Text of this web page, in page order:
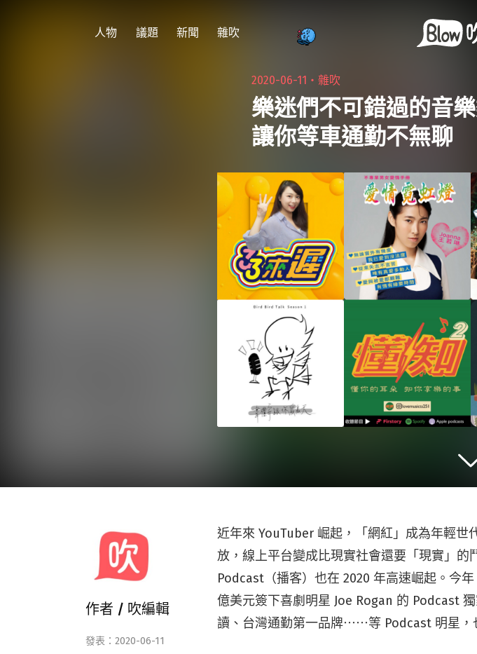
人物 議題 新聞 雜吹
2020-06-11・雜吹
樂迷們不可錯過的音
讓你等車通勤不無聊
近年來 YouTuber 崛起，「網紅」成為年輕
放，線上平台變成比現實社會還要「現實」
Podcast（播客）也在 2020 年高速崛起。今
億美元簽下喜劇明星 Joe Rogan 的 Podcast
讀、台灣通勤第一品牌⋯⋯等 Podcast 明星，
作者 / 吹編輯
發表：2020-06-11